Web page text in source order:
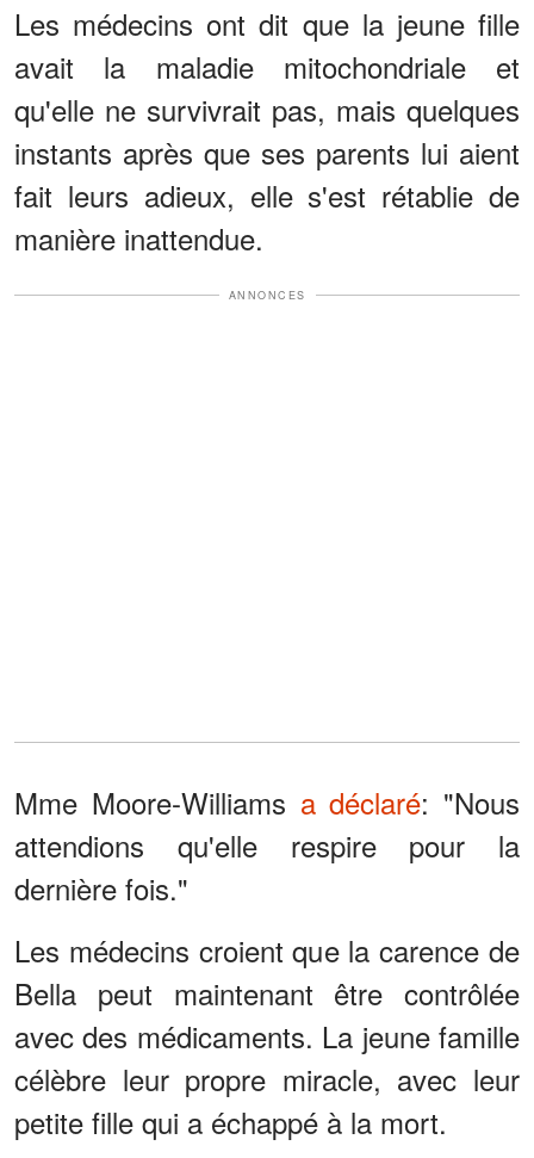
Les médecins ont dit que la jeune fille
avait la maladie mitochondriale et
qu'elle ne survivrait pas, mais quelques
instants après que ses parents lui aient
fait leurs adieux, elle s'est rétablie de
manière inattendue.
ANNONCES
Mme Moore-Williams a déclaré: "Nous
attendions qu'elle respire pour la
dernière fois."
Les médecins croient que la carence de
Bella peut maintenant être contrôlée
avec des médicaments. La jeune famille
célèbre leur propre miracle, avec leur
petite fille qui a échappé à la mort.